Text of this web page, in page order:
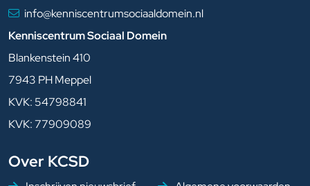
info@kenniscentrumsociaaldomein.nl
Kenniscentrum Sociaal Domein
Blankenstein 410
7943 PH Meppel
KVK: 54798841
KVK: 77909089
Over KCSD